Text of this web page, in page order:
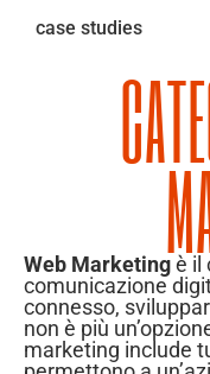
Web Marketingè il
comunicazione
connesso,
non è più
marketing include
case studies